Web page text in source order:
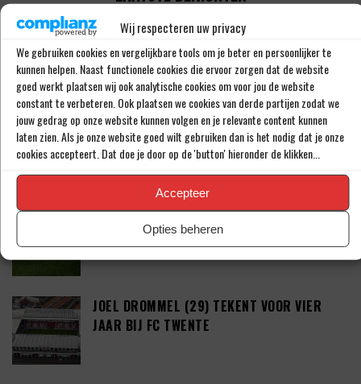
Wij respecteren uw privacy
We gebruiken cookies en vergelijkbare tools om je beter en persoonlijker te
kunnen helpen. Naast functionele cookies die ervoor zorgen dat de website
goed werkt plaatsen wij ook analytische cookies om voor jou de website
constant te verbeteren. Ook plaatsen we cookies van derde partijen zodat we
jouw gedrag op onze website kunnen volgen en je relevante content kunnen
laten zien. Als je onze website goed wilt gebruiken dan is het nodig dat je onze
cookies accepteert. Dat doe je door op de 'button' hieronder de klikken...
Accepteer
Opties beheren
PSV LAAT SPITS GAAN MAAR BEDING WEL
EEN ‘MATCHINGRIGHT’
‘PSV IN ONDERHANDELING MET HET
SCHOTSE RANGERS FC’
‘PSV WIL ZICH GAAN VERSTERKEN MET 29-
JARIGE ADAMA CAMARA’
JOEL DROMMEL (29) TEKENT VOOR VIER
JAAR BIJ FC TWENTE